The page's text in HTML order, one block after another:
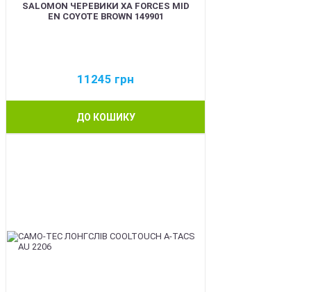
SALOMON ЧЕРЕВИКИ XA FORCES MID
EN COYOTE BROWN 149901
11245 грн
ДО КОШИКУ